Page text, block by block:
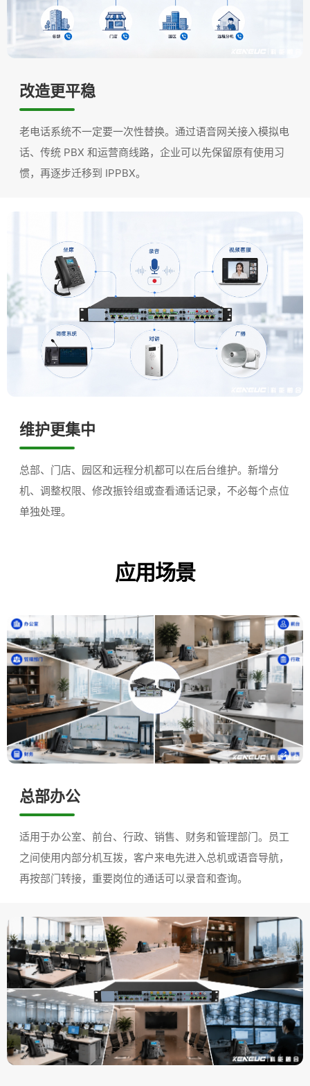
改造更平稳
老电话系统不一定要一次性替换。通过语音网关接入模拟电
话、传统 PBX 和运营商线路，企业可以先保留原有使用习
惯，再逐步迁移到 IPPBX。
维护更集中
总部、门店、园区和远程分机都可以在后台维护。新增分
机、调整权限、修改振铃组或查看通话记录，不必每个点位
单独处理。
应用场景
总部办公
适用于办公室、前台、行政、销售、财务和管理部门。员工
之间使用内部分机互拨，客户来电先进入总机或语音导航，
再按部门转接，重要岗位的通话可以录音和查询。